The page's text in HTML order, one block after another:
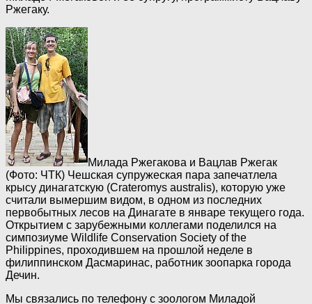
Ржегаку.
Милада Ржегакова и Вацлав Ржегак
(Фото: ЧТК) Чешская супружеская пара запечатлела
крысу динагатскую (Crateromys australis), которую уже
считали вымершим видом, в одном из последних
первобытных лесов на Динагате в январе текущего года.
Открытием с зарубежными коллегами поделился на
симпозиуме Wildlife Conservation Society of the
Philippines, проходившем на прошлой неделе в
филиппинском Дасмаринас, работник зоопарка города
Дечин.
Мы связались по телефону с зоологом Миладой